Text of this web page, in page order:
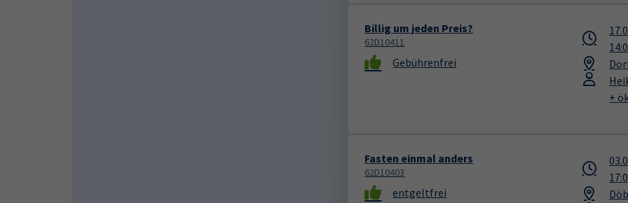
Billig um jeden Preis?
62D10411
Gebührenfrei
+
Fasten einmal anders
62D10403
entgeltfrei